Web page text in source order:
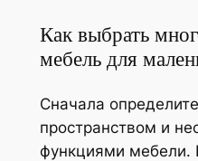
Как выбрать
мебель для
Сначала
пространством и
функциями мебели.